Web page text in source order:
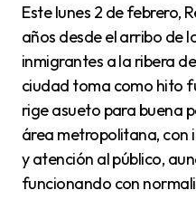
Este lunes 2 de febrero, Resistencia conmemora 148
años desde el arribo de
inmigrantes a la ribera
ciudad toma como hito
rige asueto para buena
área metropolitana, con
y atención al público,
funcionando con